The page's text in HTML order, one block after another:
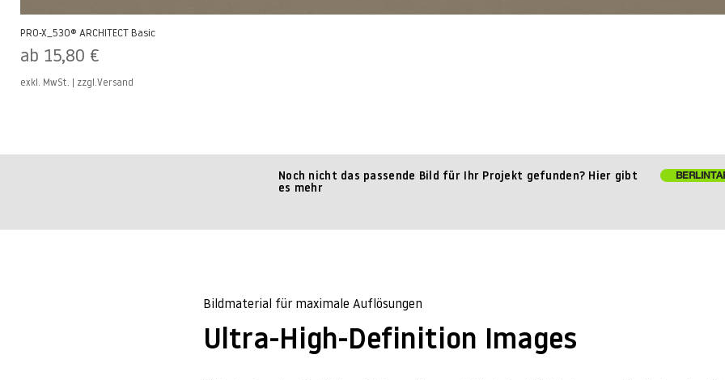
PRO-X_530® ARCHITECT Basic
ab 15,80 €
Sale-Preis
exkl. MwSt. zzgl.Versand
Noch nicht das passende Bild für Ihr Projekt gefunden? Hier gibt
es mehr
Bildmaterial für maximale Auflösungen
Ultra-High-Definition Images